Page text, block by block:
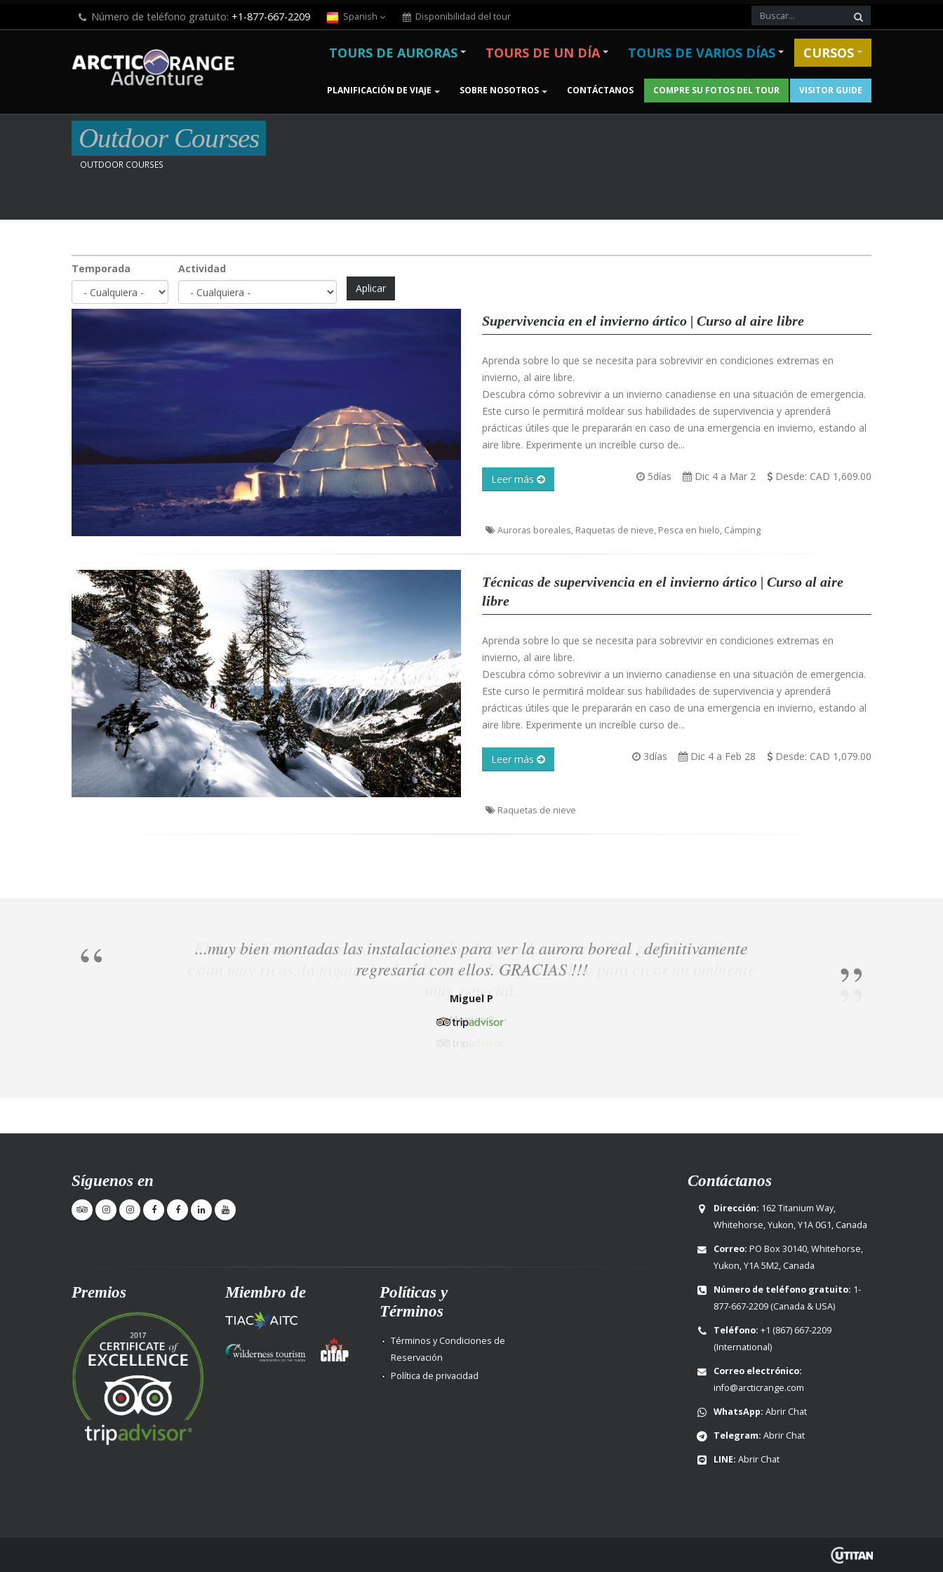
Número de teléfono gratuito: +1-877-667-2209 Spanish Disponibilidad del tour
TOURS DE AURORAS TOURS DE UN DÍA TOURS DE VARIOS DÍAS CURSOS
PLANIFICACIÓN DE VIAJE SOBRE NOSOTROS CONTÁCTANOS COMPRE SU FOTOS DEL TOUR VISITOR GUIDE
Outdoor Courses
OUTDOOR COURSES
Temporada Actividad
Supervivencia en el invierno ártico | Curso al aire libre
Aprenda sobre lo que se necesita para sobrevivir en condiciones extremas en
invierno, al aire libre.
Descubra cómo sobrevivir a un invierno canadiense en una situación de emergencia.
Este curso le permitirá moldear sus habilidades de supervivencia y aprenderá
prácticas útiles que le prepararán en caso de una emergencia en invierno, estando al
aire libre. Experimente un increíble curso de...
5días Dic 4 a Mar 2 Desde: CAD 1,609.00
Leer más
Auroras boreales, Raquetas de nieve, Pesca en hielo, Cámping
Técnicas de supervivencia en el invierno ártico | Curso al aire
libre
Aprenda sobre lo que se necesita para sobrevivir en condiciones extremas en
invierno, al aire libre.
Descubra cómo sobrevivir a un invierno canadiense en una situación de emergencia.
Este curso le permitirá moldear sus habilidades de supervivencia y aprenderá
prácticas útiles que le prepararán en caso de una emergencia en invierno, estando al
aire libre. Experimente un increíble curso de...
3días Dic 4 a Feb 28 Desde: CAD 1,079.00
Leer más
Raquetas de nieve
...muy bien montadas las instalaciones para ver la aurora boreal , definitivamente
regresaría con ellos. GRACIAS !!!
Miguel P
Síguenos en
Premios Miembro de
Políticas y
Términos
Términos y Condiciones de
Reservación
Política de privacidad
Contáctanos
Dirección: 162 Titanium Way,
Whitehorse, Yukon, Y1A 0G1, Canada
Correo: PO Box 30140, Whitehorse,
Yukon, Y1A 5M2, Canada
Número de teléfono gratuito: 1-
877-667-2209(Canada & USA)
Teléfono: +1 (867) 667-2209
(International)
Correo electrónico:
info@arcticrange.com
WhatsApp: Abrir Chat
Telegram: Abrir Chat
LINE: Abrir Chat